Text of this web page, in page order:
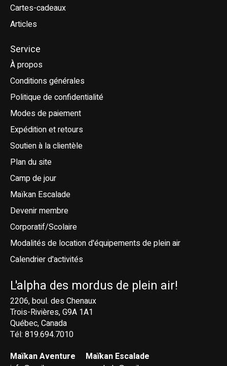
Cartes-cadeaux
Articles
Service
À propos
Conditions générales
Politique de confidentialité
Modes de paiement
Expédition et retours
Soutien à la clientèle
Plan du site
Camp de jour
Maïkan Escalade
Devenir membre
Corporatif/Scolaire
Modalités de location d'équipements de plein air
Calendrier d'activités
L'alpha des mordus de plein air!
2206, boul. des Chenaux
Trois-Rivières, G9A 1A1
Québec, Canada
Tél: 819.694.7010
Maïkan Aventure
Maïkan Escalade